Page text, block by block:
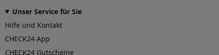
Unser Service für Sie
Hilfe und Kontakt
CHECK24 App
CHECK24 Gutscheine